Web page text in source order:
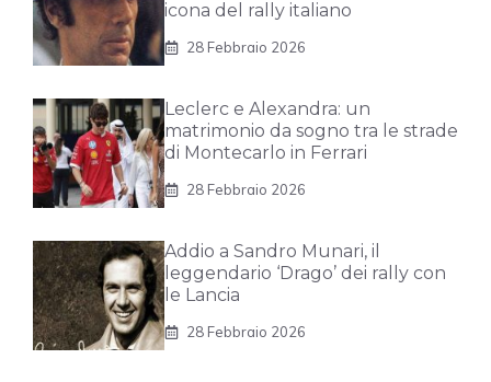
icona del rally italiano
28 Febbraio 2026
Leclerc e Alexandra: un
matrimonio da sogno tra le strade
di Montecarlo in Ferrari
28 Febbraio 2026
Addio a Sandro Munari, il
leggendario ‘Drago’ dei rally con
le Lancia
28 Febbraio 2026